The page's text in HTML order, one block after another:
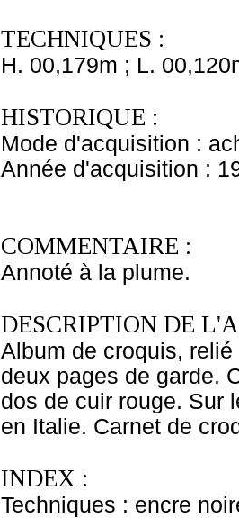
TECHNIQUES :
H. 00,179m ; L.
HISTORIQUE :
Mode d'acquisition :
Année d'acquisition :
COMMENTAIRE :
Annoté à la plume.
DESCRIPTION DE
Album de croquis,
deux pages de garde.
dos de cuir rouge. Sur
en Italie. Carnet de
INDEX :
Techniques : encre